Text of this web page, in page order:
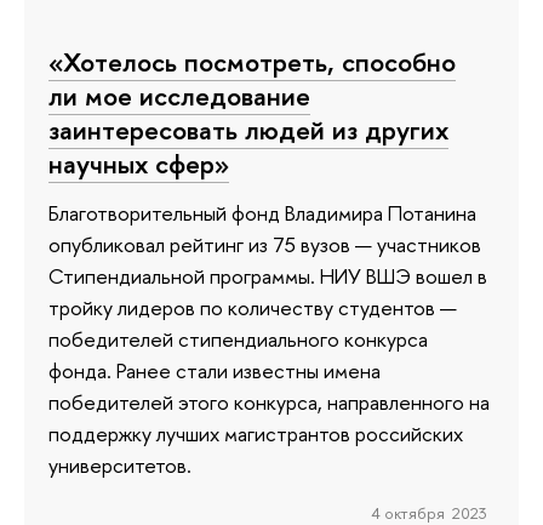
«Хотелось посмотреть, способно
ли мое исследование
заинтересовать людей из других
научных сфер»
Благотворительный фонд Владимира Потанина
опубликовал рейтинг из 75 вузов — участников
Стипендиальной программы. НИУ ВШЭ вошел в
тройку лидеров по количеству студентов —
победителей стипендиального конкурса
фонда. Ранее стали известны имена
победителей этого конкурса, направленного на
поддержку лучших магистрантов российских
университетов.
4 октября 2023